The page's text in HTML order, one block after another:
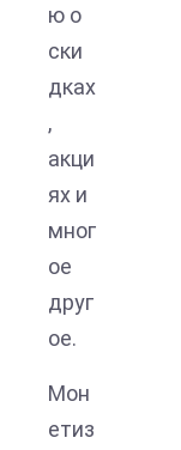
ю о
ски
дках
,
акци
ях и
мног
ое
друг
ое.
Мон
етиз